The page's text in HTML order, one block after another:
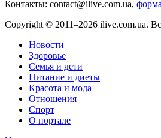
Контакты: contact@ilive.com.ua,
Copyright © 2011–2026 ilive.com.ua.
Новости
Здоровье
Семья и дети
Питание и диеты
Красота и мода
Отношения
Спорт
О портале